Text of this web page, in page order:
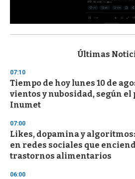
s
d
s
o
f
3
s
e
c
o
n
Últimas
07:10
Tiempo de hoy lunes 10 de
vientos y nubosidad, según el
Inumet
07:00
Likes, dopamina y
en redes sociales que
trastornos alimentarios
06:00